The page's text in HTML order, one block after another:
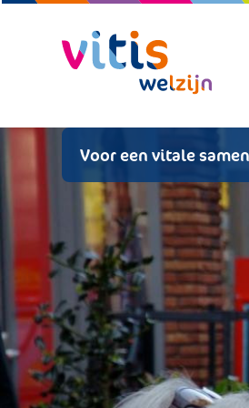
Voor een vitale